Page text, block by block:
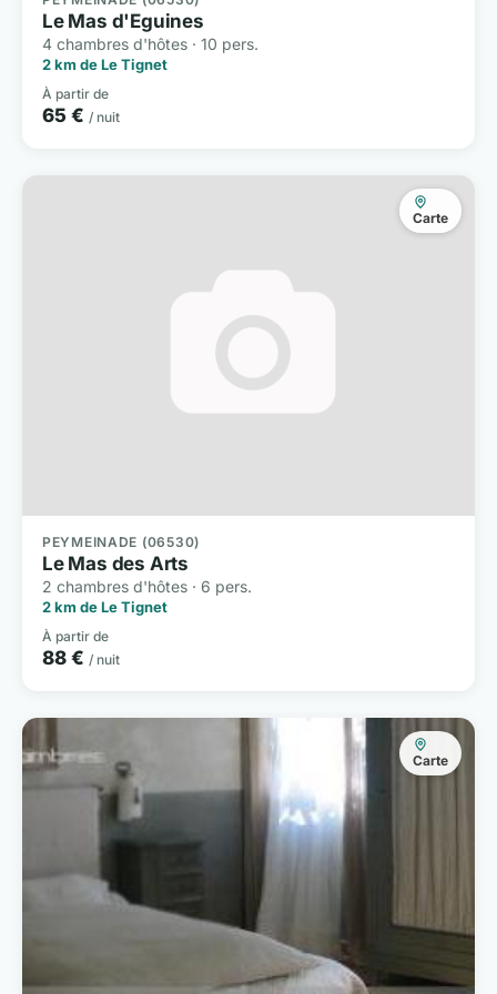
Le Mas d'Eguines
4 chambres d'hôtes · 10 pers.
2 km de Le Tignet
À partir de
65 € / nuit
Carte
PEYMEINADE (06530)
Le Mas des Arts
2 chambres d'hôtes · 6 pers.
2 km de Le Tignet
À partir de
88 € / nuit
Carte